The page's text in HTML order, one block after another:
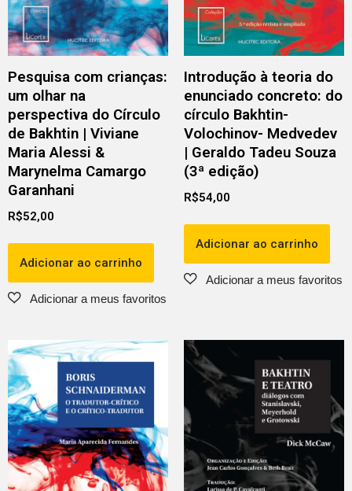
Pesquisa com crianças:
um olhar na
perspectiva do Círculo
de Bakhtin | Viviane
Maria Alessi &
Marynelma Camargo
Garanhani
R$52,00
Adicionar ao carrinho
Introdução à teoria do
enunciado concreto: do
círculo Bakhtin-
Volochinov- Medvedev
| Geraldo Tadeu Souza
(3ª edição)
R$54,00
Adicionar ao carrinho